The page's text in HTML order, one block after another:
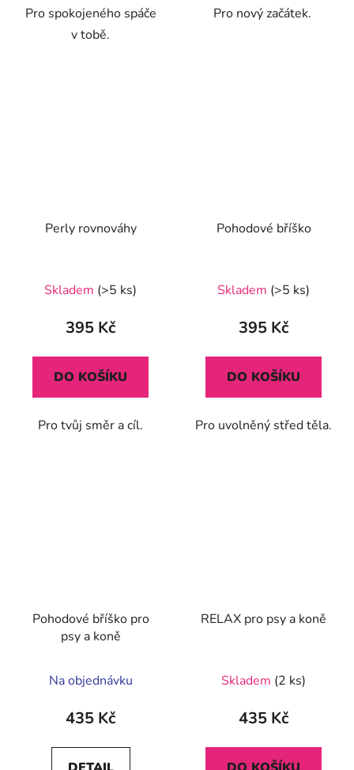
hvězdiček.
Pro spokojeného spáče
v tobě.
Pro nový začátek.
Perly rovnováhy
Skladem (>5 ks)
395 Kč
DO KOŠÍKU
Pro tvůj směr a cíl.
Pohodové bříško
hodnocení
produktu
5,0
z
hvězdiček.
Skladem (>5 ks)
395 Kč
DO KOŠÍKU
Pro uvolněný střed těla.
Pohodové bříško pro
psy a koně
Na objednávku
435 Kč
RELAX pro psy a koně
Skladem (2 ks)
435 Kč